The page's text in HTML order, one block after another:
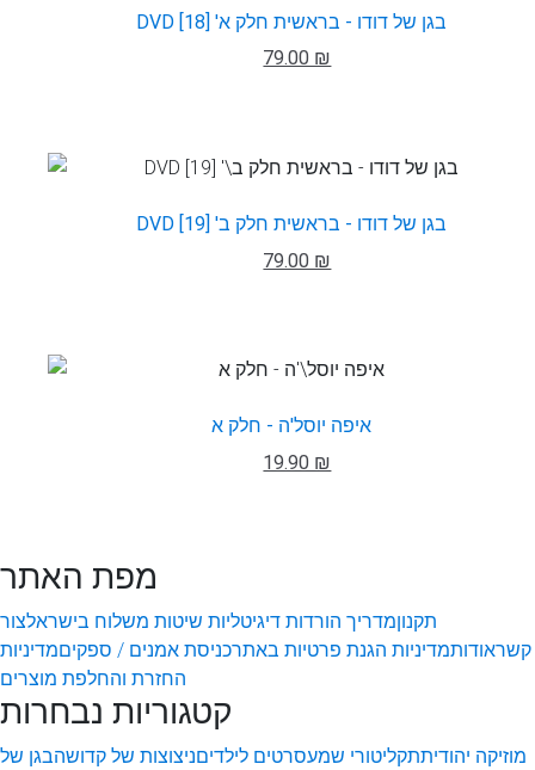
DVD בגן של דודו - בראשית חלק א' [18]
79.00 ₪
DVD בגן של דודו - בראשית חלק ב' [19]
79.00 ₪
איפה יוסל'ה - חלק א
19.90 ₪
מפת האתר
תקנוןמדריך הורדות דיגיטליות שיטות משלוח בישראלצור
קשראודותמדיניות הגנת פרטיות באתרכניסת אמנים / ספקיםמדיניות
החזרת והחלפת מוצרים
קטגוריות נבחרות
מוזיקה יהודיתתקליטורי שמעסרטים לילדיםניצוצות של קדושהבגן של